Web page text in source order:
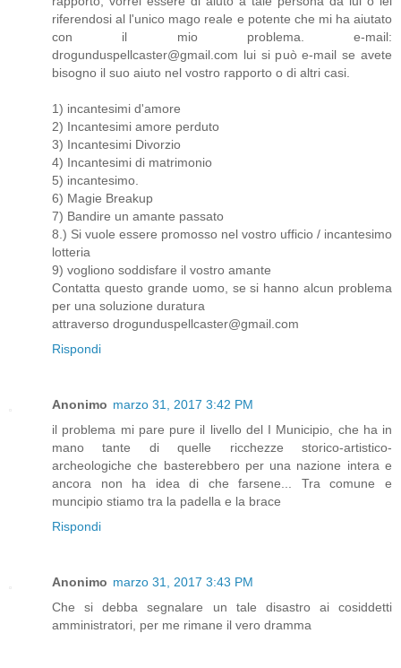
riferendosi al l'unico mago reale e potente che mi ha aiutato
con il mio problema. e-mail:
drogunduspellcaster@gmail.com lui si può e-mail se avete
bisogno il suo aiuto nel vostro rapporto o di altri casi.
1) incantesimi d'amore
2) Incantesimi amore perduto
3) Incantesimi Divorzio
4) Incantesimi di matrimonio
5) incantesimo.
6) Magie Breakup
7) Bandire un amante passato
8.) Si vuole essere promosso nel vostro ufficio / incantesimo
lotteria
9) vogliono soddisfare il vostro amante
Contatta questo grande uomo, se si hanno alcun problema
per una soluzione duratura
attraverso drogunduspellcaster@gmail.com
Rispondi
Anonimo marzo 31, 2017 3:42 PM
il problema mi pare pure il livello del I Municipio, che ha in
mano tante di quelle ricchezze storico-artistico-
archeologiche che basterebbero per una nazione intera e
ancora non ha idea di che farsene... Tra comune e
muncipio stiamo tra la padella e la brace
Rispondi
Anonimo marzo 31, 2017 3:43 PM
Che si debba segnalare un tale disastro ai cosiddetti
amministratori, per me rimane il vero dramma